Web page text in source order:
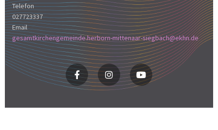
Telefon
027723337
Email
gesamtkirchengemeinde.herborn-mittenaar-siegbach@ekhn.de